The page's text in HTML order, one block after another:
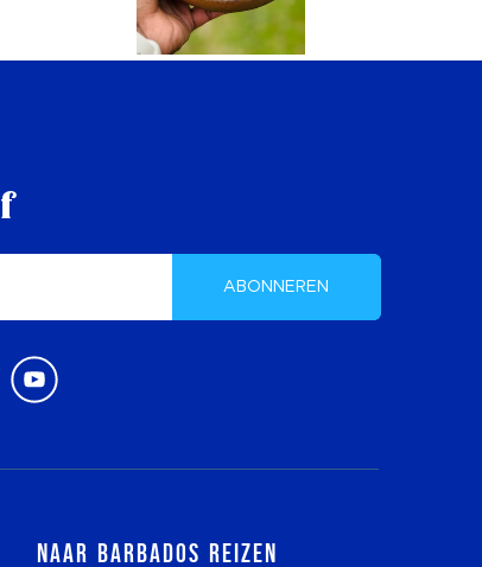
ABONNEREN
Naar Barbados reizen